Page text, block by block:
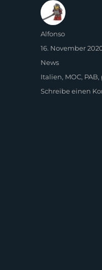
Autor
Alfonso
Veröffentlicht
am
16. November
Kategorien
News
Schlagwörter
Italien, MOC, PAB,
Schreibe einen